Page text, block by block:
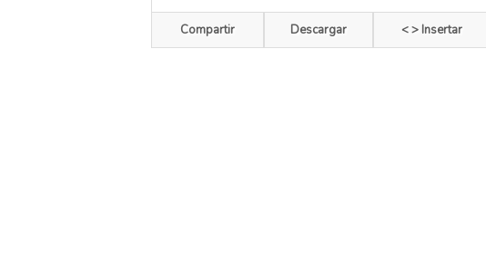
Compartir Descargar < > Insertar